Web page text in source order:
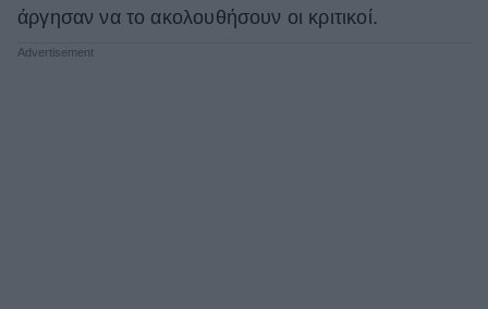
άργησαν να το ακολουθήσουν οι κριτικοί.